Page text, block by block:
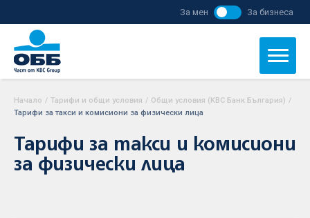
За мен За бизнеса
Начало / Тарифи и общи условия / Общи условия (KBC Банк България) /
Тарифи за такси и комисиони за физически лица
Тарифи за такси и комисиони
за физически лица